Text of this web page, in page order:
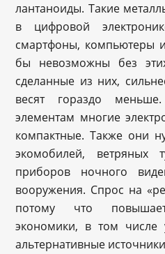
лантаноиды. Такие
в цифровой
смартфоны, компьютеры
бы невозможны без
сделанные из них,
весят гораздо
элементам многие
компактные. Также они
экомобилей, ветряных
приборов ночного
вооружения. Спрос на
потому что
экономики, в том числе
альтернативные